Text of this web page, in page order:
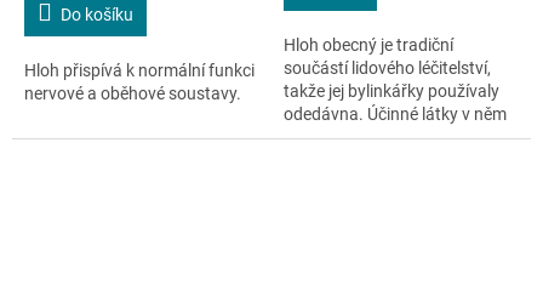
Do košíku
Hloh přispívá k normální funkci
nervové a oběhové soustavy.
Hloh obecný je tradiční
součástí lidového léčitelství,
takže jej bylinkářky používaly
odedávna. Účinné látky v něm
obsažené mají totiž kladný vliv